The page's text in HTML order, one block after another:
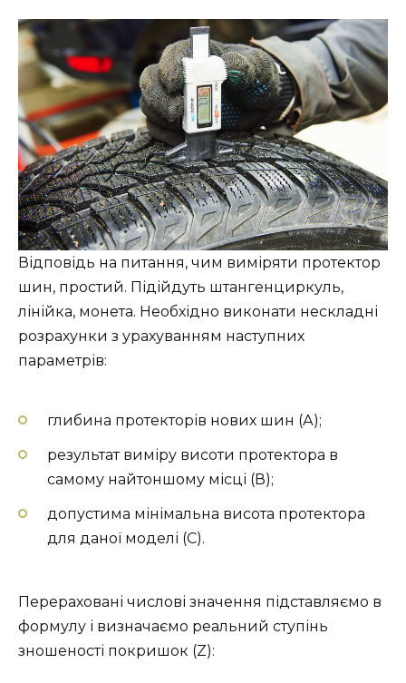
Відповідь на питання, чим виміряти протектор
шин, простий. Підійдуть штангенциркуль,
лінійка, монета. Необхідно виконати нескладні
розрахунки з урахуванням наступних
параметрів:
глибина протекторів нових шин (А);
результат виміру висоти протектора в
самому найтоншому місці (В);
допустима мінімальна висота протектора
для даної моделі (С).
Перераховані числові значення підставляємо в
формулу і визначаємо реальний ступінь
зношеності покришок (Z):